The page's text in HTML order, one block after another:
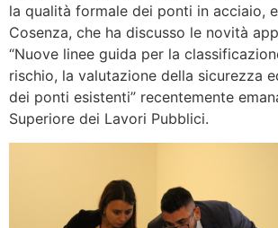
la qualità formale dei ponti in acciaio,
Cosenza, che ha discusso le novità
“Nuove linee guida per la
rischio, la valutazione della sicurezza
dei ponti esistenti” recentemente
Superiore dei Lavori Pubblici.